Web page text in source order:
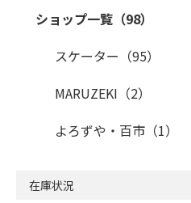
ショップ一覧（98）
スケーター（95）
MARUZEKI（2）
よろずや・百市（1）
在庫状況